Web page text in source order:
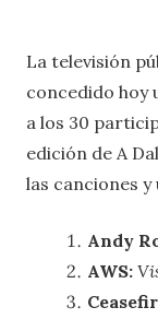
La televisión
concedido hoy
a los 30
edición de A
las canciones y
Andy
AWS: